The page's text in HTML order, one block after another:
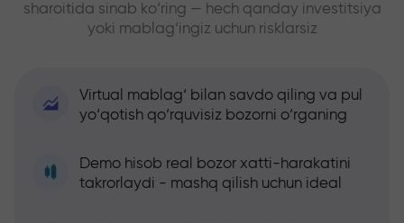
sharoitida sinab ko‘ring — hech qanday investitsiya
yoki mablag‘ingiz uchun risklarsiz
Virtual mablag‘ bilan savdo qiling va pul
yo‘qotish qo‘rquvisiz bozorni o‘rganing
Demo hisob real bozor xatti-harakatini
takrorlaydi - mashq qilish uchun ideal